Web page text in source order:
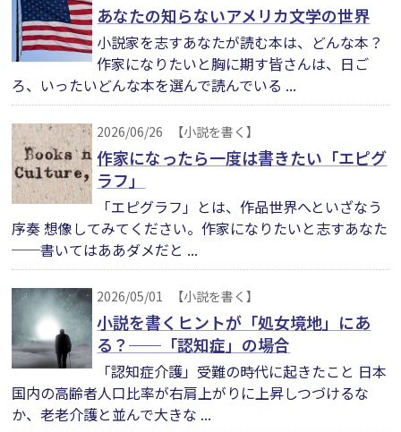
あなたの知らないアメリカ文学の世界
小説家を志すあなたが読む本は、どんな本？
作家になりたいと胸に期す皆さんは、日ご
ろ、いったいどんな本を選んで読んでいる ...
2026/06/26 【小説を書く】
作家になったら一度は書きたい「エピグ
ラフ」
「エピグラフ」とは、作品世界へといざなう
序奏 想像してみてください。作家になりたいと志すあなた
──書いてはああダメだと ...
2026/05/01 【小説を書く】
小説を書くヒントが「処女境地」にあ
る？──「認知症」の場合
「認知症介護」受難の時代に起きたこと 日本
国内の高齢者人口比率が右肩上がりに上昇しつづけるな
か、老老介護と並んで大きな ...